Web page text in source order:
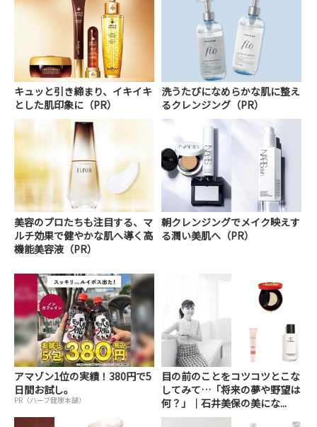
キュッと引き締まり、イキイキ
とした肌印象に（PR）
洗うたびになめらかな肌に整え
るクレンジング（PR）
美容のプロたちも注目する、マ
ルチ効果で健やかな肌へ導く高
機能美容液（PR）
朝クレンジングでメイク映えす
る潤い美肌へ（PR）
アマゾン1位の実績！380円で5
日間お試し。
PR（ハーブ健康本舗）
目の前のことをコツコツとこな
してみて…「将来の夢や野望は
何？」｜石井美保の美にな...